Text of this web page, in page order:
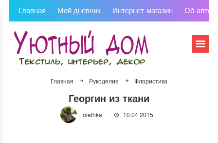
Главная Мой дневник Интернет-магазин Об
Главная Рукоделие Флористика
Георгин из ткани
olethka 10.04.2015